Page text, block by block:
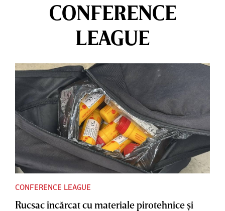
CONFERENCE
LEAGUE
CONFERENCE LEAGUE
Rucsac încărcat cu materiale pirotehnice şi